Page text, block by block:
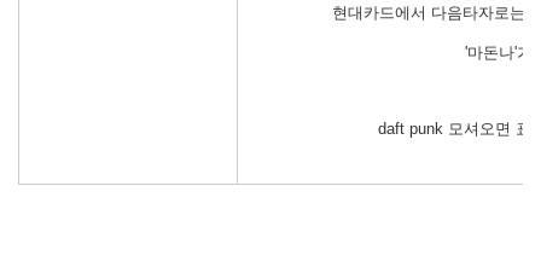
현대카드에서 다음타자로는
'마돈나'가
daft punk 모셔오면 표